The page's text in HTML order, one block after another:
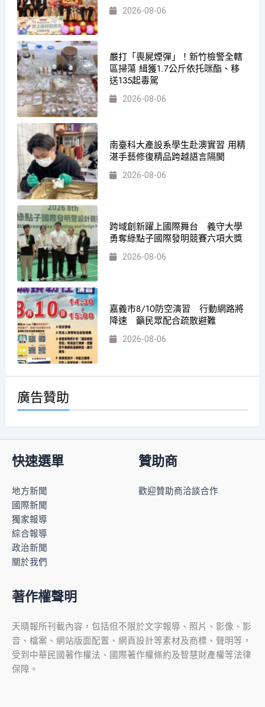
2026-08-06
嚴打「喪屍煙彈」！新竹檢警全轄
區掃蕩 緝獲1.7公斤依托咪酯、移
送135起毒駕
2026-08-06
南臺科大產設系學生赴澳實習 用精
湛手藝修復精品跨越語言隔閡
2026-08-06
跨域創新躍上國際舞台 義守大學
勇奪綠點子國際發明競賽六項大獎
2026-08-06
嘉義市8/10防空演習 行動網路將
降速 籲民眾配合疏散避難
2026-08-06
廣告贊助
快速選單
地方新聞
國際新聞
獨家報導
綜合報導
政治新聞
關於我們
贊助商
歡迎贊助商洽談合作
著作權聲明
天晴報所刊載內容，包括但不限於文字報導、照片、影像、影
音、檔案、網站版面配置、網頁設計等素材及商標、聲明等，
受到中華民國著作權法、國際著作權條約及智慧財產權等法律
保障。